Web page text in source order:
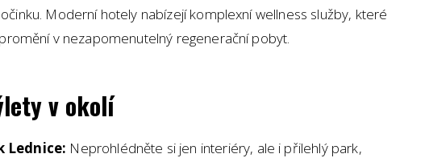
Moderní hotely nabízejí komplexní wellness služby, které
v nezapomenutelný regenerační pobyt.
v okolí
Lednice: Neprohlédněte si jen interiéry, ale i přilehlý park,